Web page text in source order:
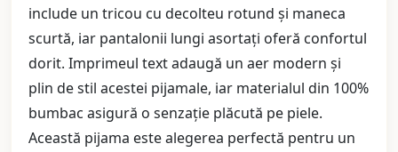
include un tricou cu decolteu rotund și maneca
scurtă, iar pantalonii lungi asortați oferă confortul
dorit. Imprimeul text adaugă un aer modern și
plin de stil acestei pijamale, iar materialul din 100%
bumbac asigură o senzație plăcută pe piele.
Această pijama este alegerea perfectă pentru un